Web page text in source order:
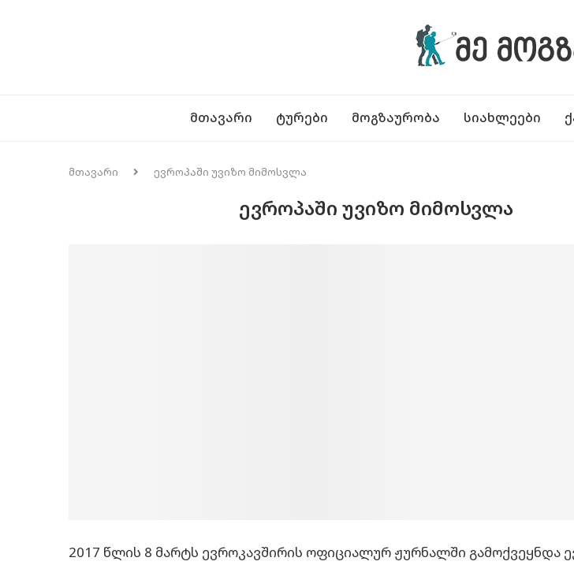
ᲛᲗᲐᲕᲐᲠᲘ ᲢᲣᲠᲔᲑᲘ ᲛᲝᲒᲖᲐᲣᲠᲝᲑᲐ ᲡᲘᲐᲮᲚᲔᲔᲑᲘ
მთავარი ევროპაში უვიზო მიმოსვლა
ᲔᲕᲠᲝᲞᲐᲨᲘ ᲣᲕᲘᲖᲝ ᲛᲘᲛᲝᲡᲕᲚᲐ
2017 წლის 8 მარტს ევროკავშირის ოფიციალურ ჟურნალში გამოქვეყნდა